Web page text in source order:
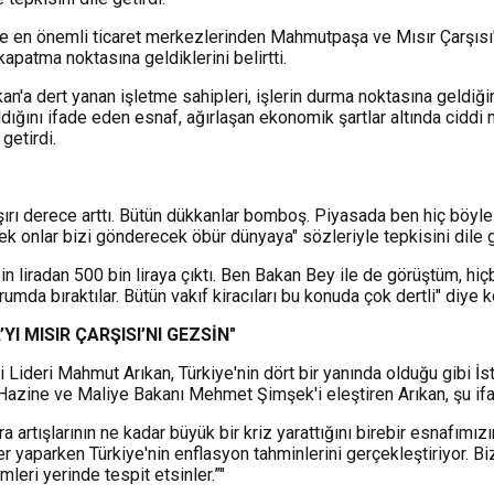
en önemli ticaret merkezlerinden Mahmutpaşa ve Mısır
noktasına geldiklerini belirtti.
dert yanan işletme sahipleri, işlerin durma noktasına
ifade eden esnaf, ağırlaşan ekonomik şartlar altında ciddi
getirdi.
derece arttı. Bütün dükkanlar bomboş. Piyasada ben hiç
onlar bizi gönderecek öbür dünyaya" sözleriyle tepkisini dile
500 bin liraya çıktı. Ben Bakan Bey ile de görüştüm,
bıraktılar. Bütün vakıf kiracıları bu konuda çok dertli" diye
MISIR ÇARŞISI’NI GEZSİN"
Mahmut Arıkan, Türkiye'nin dört bir yanında olduğu gibi
ve Maliye Bakanı Mehmet Şimşek'i eleştiren Arıkan, şu
ne kadar büyük bir kriz yarattığını birebir
Türkiye'nin enflasyon tahminlerini gerçekleştiriyor.
yerinde tespit etsinler.”"